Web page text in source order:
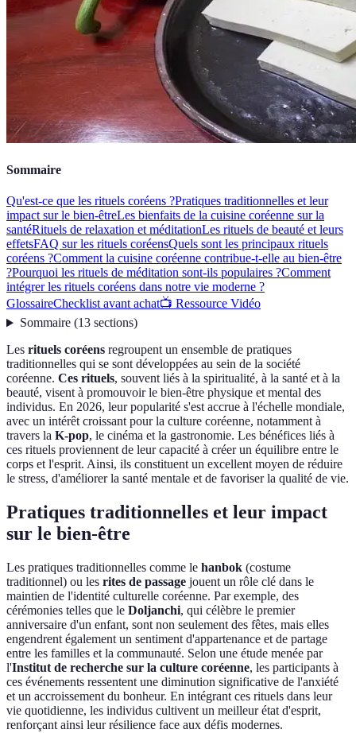
Sommaire
Qu'est-ce que les rituels coréens ?Pratiques traditionnelles et leur
impact sur le bien-êtreLes bienfaits de la cuisine coréenne sur la
santéRituels de relaxation et méditationLes rituels de beauté et leurs
effetsFAQ sur les rituels coréensQuels sont les principaux rituels
coréens ?Comment la cuisine coréenne contribue-t-elle au bien-être
?Pourquoi les rituels de méditation sont-ils populaires ?Comment
intégrer les rituels coréens dans notre vie moderne ?
GlossaireChecklist avant achat📺 Ressource Vidéo
Sommaire(13 sections)
Les rituels coréens regroupent un ensemble de pratiques
traditionnelles qui se sont développées au sein de la société
coréenne. Ces rituels, souvent liés à la spiritualité, à la santé et à la
beauté, visent à promouvoir le bien-être physique et mental des
individus. En 2026, leur popularité s'est accrue à l'échelle mondiale,
avec un intérêt croissant pour la culture coréenne, notamment à
travers la K-pop, le cinéma et la gastronomie. Les bénéfices liés à
ces rituels proviennent de leur capacité à créer un équilibre entre le
corps et l'esprit. Ainsi, ils constituent un excellent moyen de réduire
le stress, d'améliorer la santé mentale et de favoriser la qualité de vie.
Pratiques traditionnelles et leur impact
sur le bien-être
Les pratiques traditionnelles comme le hanbok (costume
traditionnel) ou les rites de passage jouent un rôle clé dans le
maintien de l'identité culturelle coréenne. Par exemple, des
cérémonies telles que le Doljanchi, qui célèbre le premier
anniversaire d'un enfant, sont non seulement des fêtes, mais elles
engendrent également un sentiment d'appartenance et de partage
entre les familles et la communauté. Selon une étude menée par
l'Institut de recherche sur la culture coréenne, les participants à
ces événements ressentent une diminution significative de l'anxiété
et un accroissement du bonheur. En intégrant ces rituels dans leur
vie quotidienne, les individus cultivent un meilleur état d'esprit,
renforçant ainsi leur résilience face aux défis modernes.